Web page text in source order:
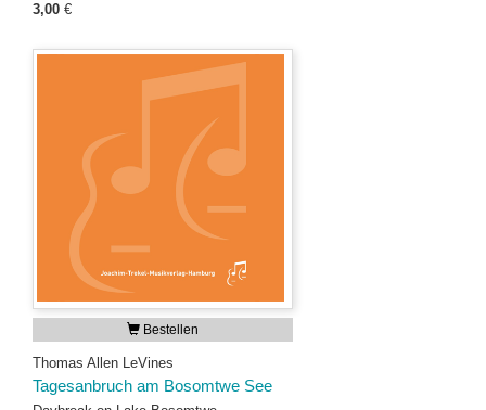
3,00 €
Bestellen
Thomas Allen LeVines
Tagesanbruch am Bosomtwe See